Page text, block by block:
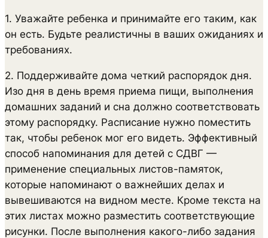
1. Уважайте ребенка и принимайте его таким, как
он есть. Будьте реалистичны в ваших ожиданиях и
требованиях.
2. Поддерживайте дома четкий распорядок дня.
Изо дня в день время приема пищи, выполнения
домашних заданий и сна должно соответствовать
этому распорядку. Расписание нужно поместить
так, чтобы ребенок мог его видеть. Эффективный
способ напоминания для детей с СДВГ —
применение специальных листов-памяток,
которые напоминают о важнейших делах и
вывешиваются на видном месте. Кроме текста на
этих листах можно разместить соответствующие
рисунки. После выполнения какого-либо задания